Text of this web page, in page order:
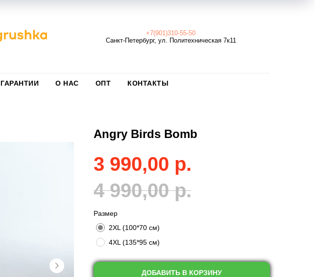
+7(901)310-55-50
Санкт-Петербург, ул. Политехническая 7к11
ГАРАНТИИ О НАС ОПТ КОНТАКТЫ
Angry Birds Bomb
3 990,00 р.
4 990,00 р.
Размер
2XL (100*70 см)
4XL (135*95 см)
ДОБАВИТЬ В КОРЗИНУ